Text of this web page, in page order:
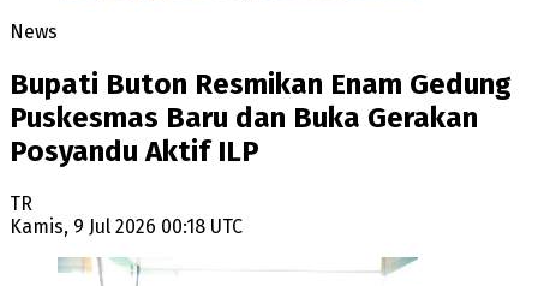
News
Bupati Buton Resmikan Enam Gedung
Puskesmas Baru dan Buka Gerakan
Posyandu Aktif ILP
TR
Kamis, 9 Jul 2026 00:18 UTC